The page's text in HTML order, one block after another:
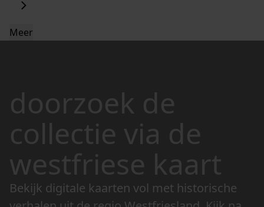
Meer
doorzoek de
collectie via de
westfriese kaart
Bekijk digitale kaarten vol met historische